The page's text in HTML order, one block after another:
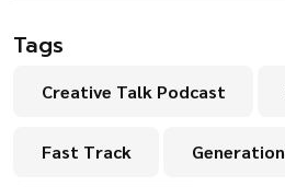
Tags
Creative Talk Podcast
Fast Track Generation